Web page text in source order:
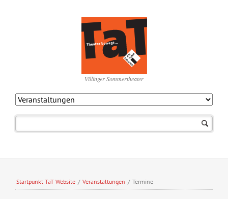
Villinger Sommertheater
Startpunkt TaT Website / Veranstaltungen / Termine